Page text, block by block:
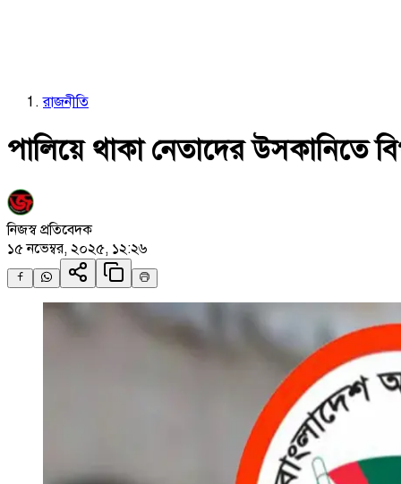
রাজনীতি
পালিয়ে থাকা নেতাদের উসকানিতে
নিজস্ব প্রতিবেদক
১৫ নভেম্বর, ২০২৫, ১২:২৬